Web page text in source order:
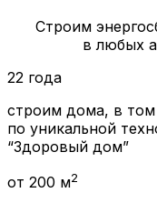
Строим
в любых
22 года
строим дома, в том
по уникальной
“Здоровый дом”
от 200 м2